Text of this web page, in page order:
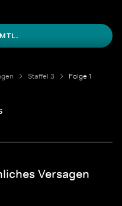
Staffel 3 Folge 1
Versagen